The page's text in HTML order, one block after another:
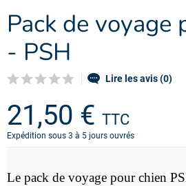
Pack de voyage
- PSH
Lire les avis (0)
21,50 € TTC
Expédition sous 3 à 5 jours ouvrés
Le pack de voyage pour chien